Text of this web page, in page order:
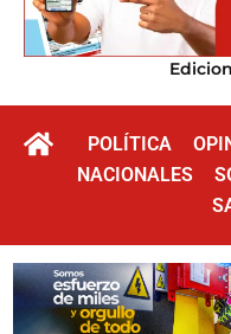
POLÍTICA
NACIONALES